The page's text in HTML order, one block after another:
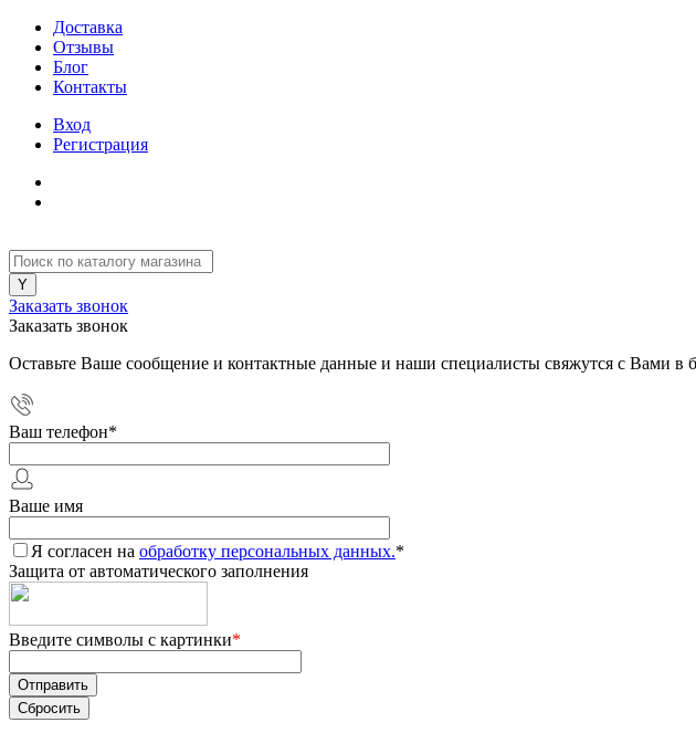
Доставка
Отзывы
Блог
Контакты
Вход
Регистрация
Заказать звонок
Заказать звонок
Оставьте Ваше сообщение и контактные данные и наши специалисты свяжутся с Вами в
Ваш телефон*
Ваше имя
Я согласен на обработку персональных данных.*
Защита от автоматического заполнения
Введите символы с картинки*